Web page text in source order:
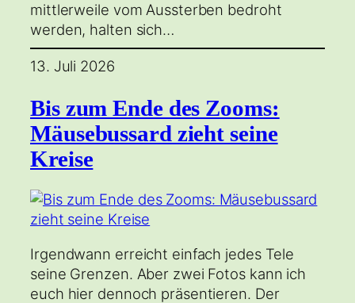
mittlerweile vom Aussterben bedroht
werden, halten sich…
13. Juli 2026
Bis zum Ende des Zooms:
Mäusebussard zieht seine
Kreise
Irgendwann erreicht einfach jedes Tele
seine Grenzen. Aber zwei Fotos kann ich
euch hier dennoch präsentieren. Der